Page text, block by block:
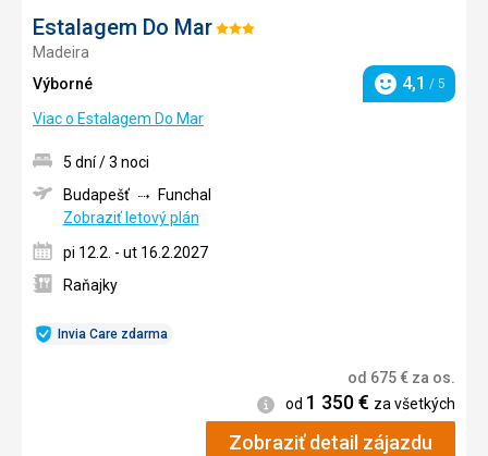
Estalagem Do MarHodnotenie:
Madeira
Výborné
Hodnotenie
4,1 / 5
Viac o Estalagem Do Mar
Invia Care zdarma
5 dní / 3 noci
Budapešť
Funchal
Zobraziť letový plán
pi 12.2. - ut 16.2.2027
Raňajky
od 675€ za os.
Informácie
od 1 350€ za všetkých
Zobraziť detail zájazdu